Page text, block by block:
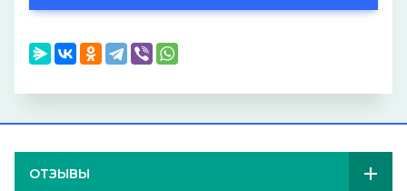
ОТЗЫВЫ